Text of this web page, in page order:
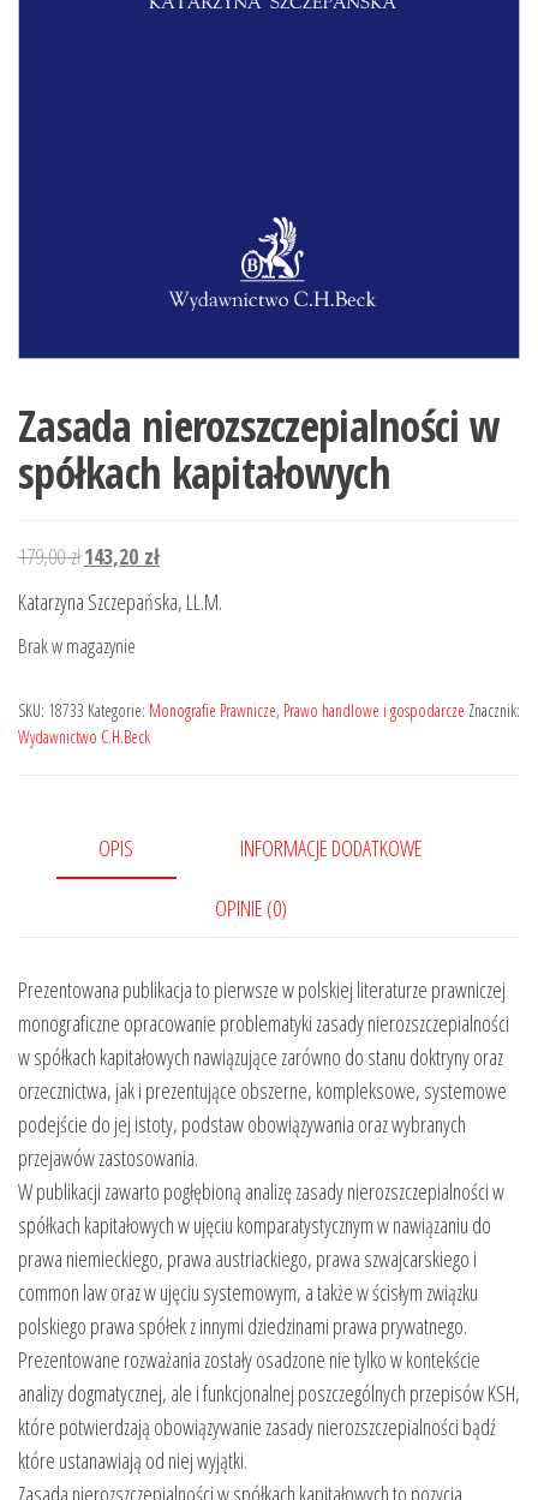
Zasada nierozszczepialności w
spółkach kapitałowych
179,00złPierwotna
cena
wynosiła:
179,00 zł.
143,20 złAktualna
cena
wynosi:
Katarzyna Szczepańska, LL.M.
Brak w magazynie
SKU: 18733 Kategorie: Monografie Prawnicze, Prawo handlowe i gospodarcze Znacznik:
Wydawnictwo C.H.Beck
OPIS INFORMACJE DODATKOWE
OPINIE (0)
Prezentowana publikacja to pierwsze w polskiej literaturze prawniczej
monograficzne opracowanie problematyki zasady nierozszczepialności
w spółkach kapitałowych nawiązujące zarówno do stanu doktryny oraz
orzecznictwa, jak i prezentujące obszerne, kompleksowe, systemowe
podejście do jej istoty, podstaw obowiązywania oraz wybranych
przejawów zastosowania.
W publikacji zawarto pogłębioną analizę zasady nierozszczepialności w
spółkach kapitałowych w ujęciu komparatystycznym w nawiązaniu do
prawa niemieckiego, prawa austriackiego, prawa szwajcarskiego i
common law oraz w ujęciu systemowym, a także w ścisłym związku
polskiego prawa spółek z innymi dziedzinami prawa prywatnego.
Prezentowane rozważania zostały osadzone nie tylko w kontekście
analizy dogmatycznej, ale i funkcjonalnej poszczególnych przepisów KSH,
które potwierdzają obowiązywanie zasady nierozszczepialności bądź
które ustanawiają od niej wyjątki.
Zasada nierozszczepialności w spółkach kapitałowych to pozycja